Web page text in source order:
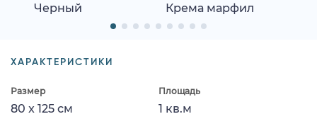
Черный Крема марфил
ХАРАКТЕРИСТИКИ
Размер
80 x 125 см
Площадь
1 кв.м